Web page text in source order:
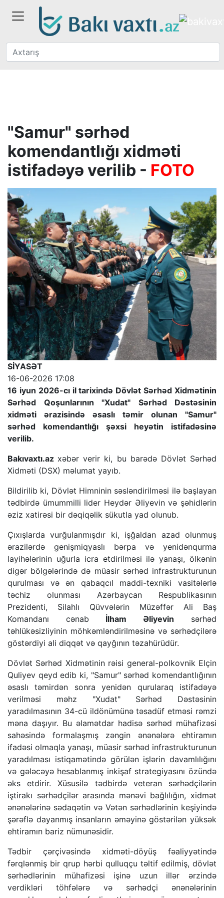
"Samur" sərhəd
komendantlığı xidməti
istifadəyə verilib - FOTO
SİYASƏT
16-06-2026 17:08
16 iyun 2026-cı il tarixində Dövlət Sərhəd Xidmətinin
Sərhəd Qoşunlarının "Xudat" Sərhəd Dəstəsinin
xidməti ərazisində əsaslı təmir olunan "Samur"
sərhəd komendantlığı şəxsi heyətin istifadəsinə
verilib.
Bakıvaxtı.az xəbər verir ki, bu barədə Dövlət Sərhəd
Xidməti (DSX) məlumat yayıb.
Bildirilib ki, Dövlət Himninin səsləndirilməsi ilə başlayan
tədbirdə ümummilli lider Heydər Əliyevin və şəhidlərin
əziz xatirəsi bir dəqiqəlik sükutla yad olunub.
Çıxışlarda vurğulanmışdır ki, işğaldan azad olunmuş
ərazilərdə genişmiqyaslı bərpa və yenidənqurma
layihələrinin uğurla icra etdirilməsi ilə yanaşı, ölkənin
digər bölgələrində də müasir sərhəd infrastrukturunun
qurulması və ən qabaqcıl maddi-texniki vasitələrlə
təchiz olunması Azərbaycan Respublikasının
Prezidenti, Silahlı Qüvvələrin Müzəffər Ali Baş
Komandanı cənab İlham Əliyevin sərhəd
təhlükəsizliyinin möhkəmləndirilməsinə və sərhədçilərə
göstərdiyi ali diqqət və qayğının təzahürüdür.
Dövlət Sərhəd Xidmətinin rəisi general-polkovnik Elçin
Quliyev qeyd edib ki, "Samur" sərhəd komendantlığının
əsaslı təmirdən sonra yenidən qurularaq istifadəyə
verilməsi məhz "Xudat" Sərhəd Dəstəsinin
yaradılmasının 34-cü ildönümünə təsadüf etməsi rəmzi
məna daşıyır. Bu əlamətdar hadisə sərhəd mühafizəsi
sahəsində formalaşmış zəngin ənənələrə ehtiramın
ifadəsi olmaqla yanaşı, müasir sərhəd infrastrukturunun
yaradılması istiqamətində görülən işlərin davamlılığını
və gələcəyə hesablanmış inkişaf strategiyasını özündə
əks etdirir. Xüsusilə tədbirdə veteran sərhədçilərin
iştirakı sərhədçilər arasında mənəvi bağlılığın, xidmət
ənənələrinə sədaqətin və Vətən sərhədlərinin keşiyində
şərəflə dayanmış insanların əməyinə göstərilən yüksək
ehtiramın bariz nümunəsidir.
Tədbir çərçivəsində xidməti-döyüş fəaliyyətində
fərqlənmiş bir qrup hərbi qulluqçu təltif edilmiş, dövlət
sərhədlərinin mühafizəsi işinə uzun illər ərzində
verdikləri töhfələrə və sərhədçi ənənələrinin